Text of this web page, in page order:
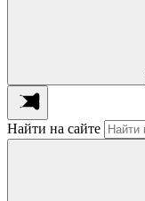
Найти на сайте